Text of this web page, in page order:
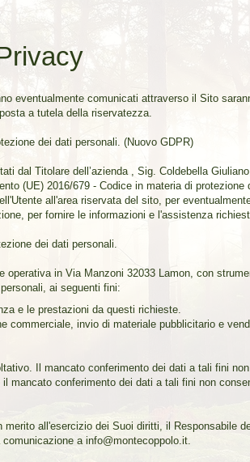
eventualmente comunicati attraverso il Sito
a tutela della riservatezza.
dei dati personali. (Nuovo GDPR)
dal Titolare dell’azienda , Sig. Coldebella
(UE) 2016/679 - Codice in materia di
all'area riservata del sito, per
per fornire le informazioni e l'assistenza
dei dati personali.
in Via Manzoni 32033 Lamon, con
ai seguenti fini:
e le prestazioni da questi richieste.
invio di materiale pubblicitario e
Il mancato conferimento dei dati a tali fini
conferimento dei dati a tali fini non
all'esercizio dei Suoi diritti, il Responsabile
a info@montecoppolo.it.